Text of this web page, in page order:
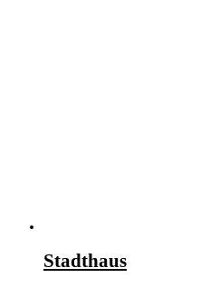
Stadthaus